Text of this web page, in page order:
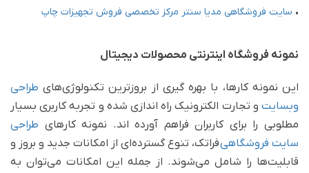
• سایت فروشگاهی مدیا سنتر مرکز تخصصی فروش تجهیزات چاپ
نمونه فروشگاه اینترنتی محصولات دیجیتال
این نمونه کارها، با بهره گیری از بروزترین تکنولوژی‌های طراحی
وبسایت و تجارت الکترونیک راه اندازی شده و تجربه کاربری بسیار
مطلوبی را برای کاربران فراهم آورده اند. نمونه کارهای طراحی
سایت فروشگاهیفراتک، تنوع گسترده‌ای از امکانات جدید و بروز و
قابلیت‌ها را شامل می‌شوند. از جمله این امکانات می‌توان به